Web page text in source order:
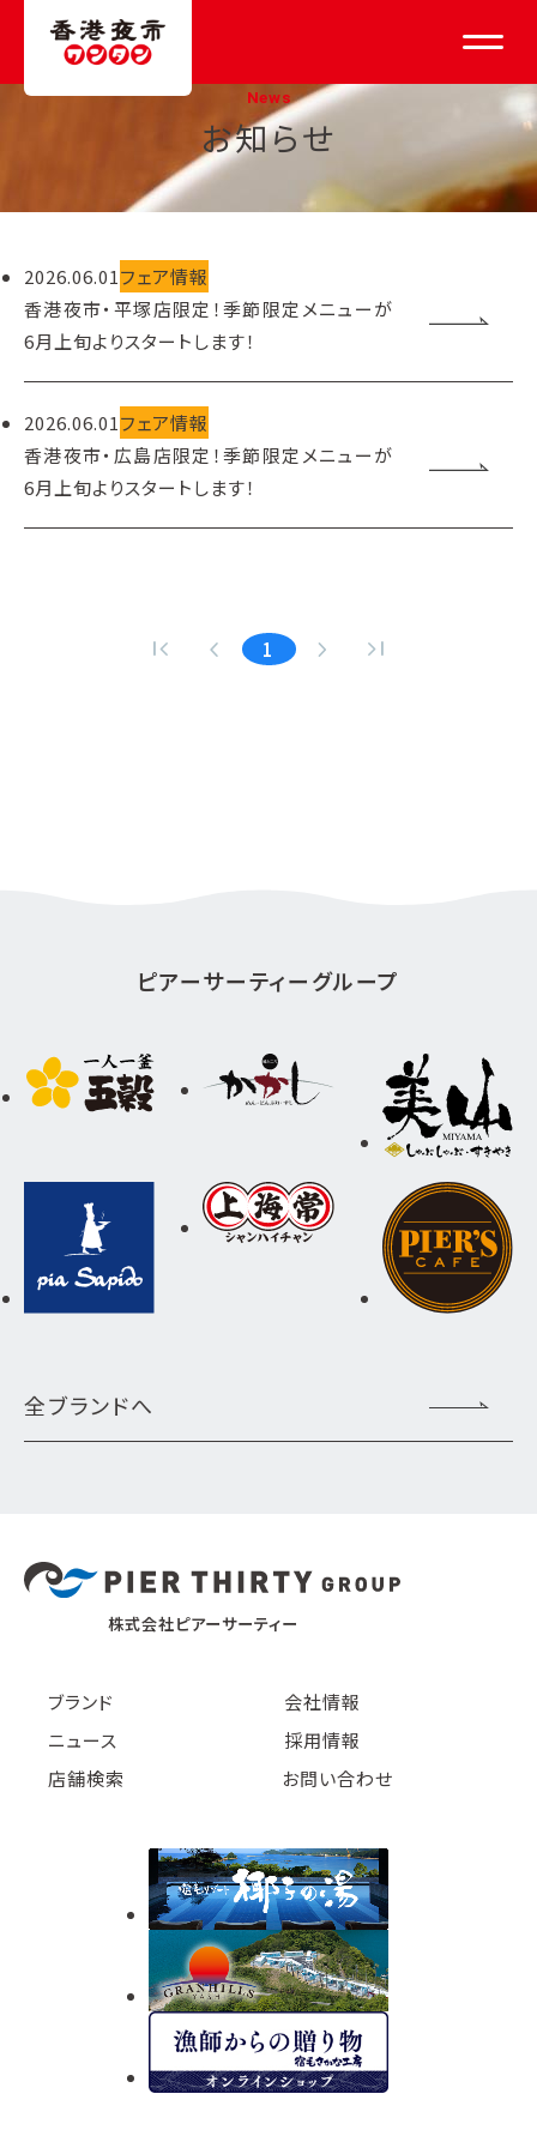
News
お知らせ
2026.06.01フェア情報
香港夜市・平塚店限定！季節限定メニューが
6月上旬よりスタートします！
2026.06.01フェア情報
香港夜市・広島店限定！季節限定メニューが
6月上旬よりスタートします！
first_page navigate_before 1 navigate_next last_page
ピアーサーティーグループ
全ブランドへ
株式会社ピアーサーティー
ブランド
会社情報
ニュース
採用情報
店舗検索
お問い合わせ